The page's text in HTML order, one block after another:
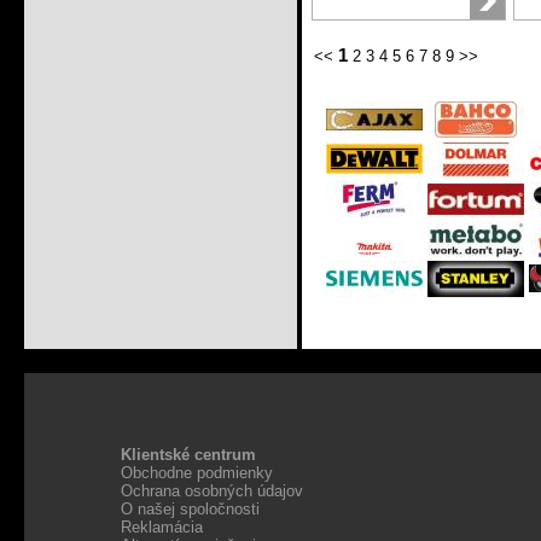
<< 1 2 3 4 5 6 7 8 9 >>
Klientské centrum
Obchodne podmienky
Ochrana osobných údajov
O našej spoločnosti
Reklamácia